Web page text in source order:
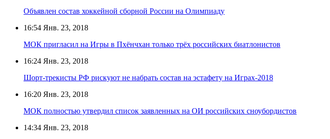
Объявлен состав хоккейной сборной России на Олимпиаду
16:54 Янв. 23, 2018
МОК пригласил на Игры в Пхёнчхан только трёх российских биатлонистов
16:24 Янв. 23, 2018
Шорт-трекисты РФ рискуют не набрать состав на эстафету на Играх-2018
16:20 Янв. 23, 2018
МОК полностью утвердил список заявленных на ОИ российских сноубордистов
14:34 Янв. 23, 2018